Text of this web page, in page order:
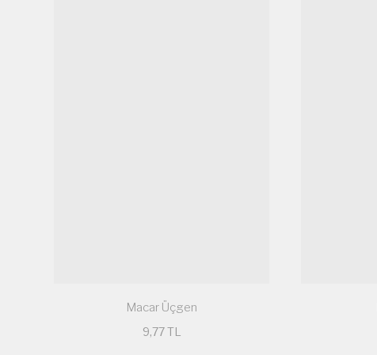
Macar Üçgen
9,77 TL